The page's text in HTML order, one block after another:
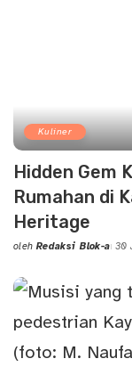
Kuliner
Hidden Gem
Rumahan di
Heritage
Posted
oleh Redaksi Blok-a 30